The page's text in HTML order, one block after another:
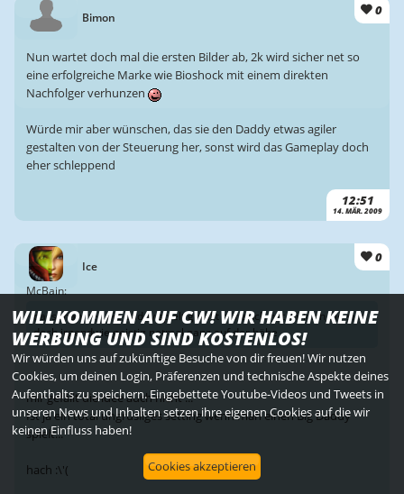
Bimon 0
12:51
14. MÄR. 2009
Nun wartet doch mal die ersten Bilder ab, 2k wird sicher net so
eine erfolgreiche Marke wie Bioshock mit einem direkten
Nachfolger verhunzen
Würde mir aber wünschen, das sie den Daddy etwas agiler
gestalten von der Steuerung her, sonst wird das Gameplay doch
eher schleppend
Ice
0
McBain:
dass man nen big daddy spielt gefällt mir auch net wirklich,die sind
doch irgendwie geistig netmal ganz auf der höhe
mir gefällt die idee auch nicht ...
Ist ja ein total ungrusliges setting wenn man einen Big Daddy
spielt...
hach :\'(
WILLKOMMEN AUF CW! WIR HABEN KEINE
WERBUNG UND SIND KOSTENLOS!
Wir würden uns auf zukünftige Besuche von dir freuen! Wir nutzen
Cookies, um deinen Login, Präferenzen und technische Aspekte deines
Aufenthalts zu speichern. Eingebettete Youtube-Videos und Tweets in
unseren News und Inhalten setzen ihre eigenen Cookies auf die wir
keinen Einfluss haben!
Cookies akzeptieren